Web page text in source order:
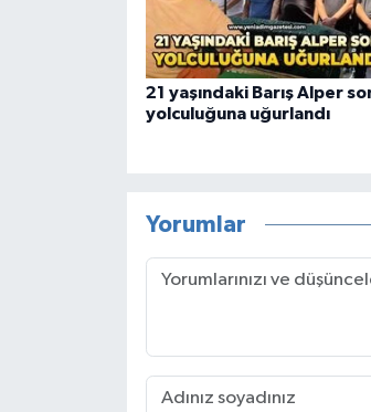
21 yaşındaki Barış Alper
yolculuğuna uğurlandı
Yorumlar